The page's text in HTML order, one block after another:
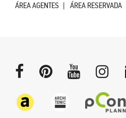
ÁREA AGENTES
ÁREA RESERVADA